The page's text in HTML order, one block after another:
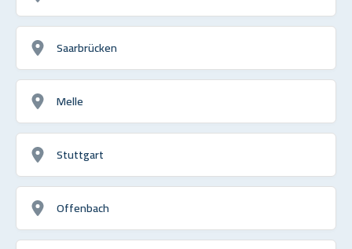
Saarbrücken
Melle
Stuttgart
Offenbach